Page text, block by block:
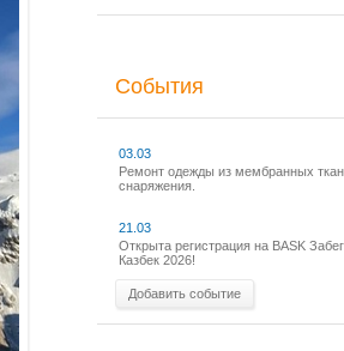
События
03.03
Ремонт одежды из мембранных
снаряжения.
21.03
Открыта регистрация на BASK
Казбек 2026!
Добавить событие